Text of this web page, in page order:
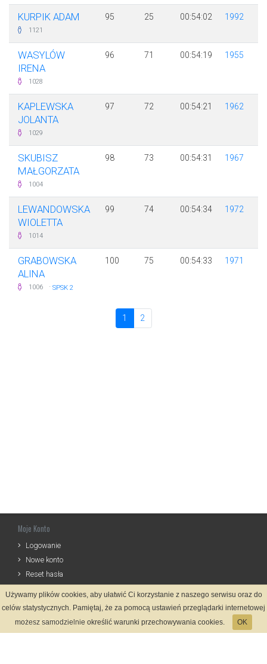
KURPIK ADAM
1121
95 25 00:54:02 1992
WASYLÓW
IRENA
1028
96 71 00:54:19 1955
KAPLEWSKA
JOLANTA
1029
97 72 00:54:21 1962
SKUBISZ
MAŁGORZATA
1004
98 73 00:54:31 1967
LEWANDOWSKA
WIOLETTA
1014
99 74 00:54:34 1972
GRABOWSKA
ALINA
1006 · SPSK 2
100 75 00:54:33 1971
1 2
Moje Konto
Logowanie
Nowe konto
Reset hasła
Informacje
Zasady Rejestracji
Używamy plików cookies, aby ułatwić Ci korzystanie z naszego serwisu oraz do
celów statystycznych. Pamiętaj, że za pomocą ustawień przeglądarki internetowej
możesz samodzielnie określić warunki przechowywania cookies.
OK